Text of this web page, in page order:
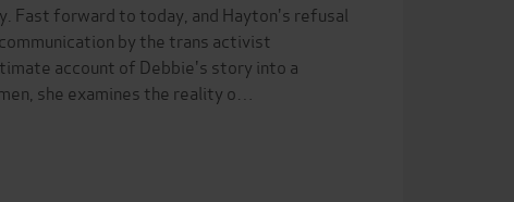
Fast forward to today, and Hayton's refusal
by the trans activist
account of Debbie's story into a
she examines the reality o…